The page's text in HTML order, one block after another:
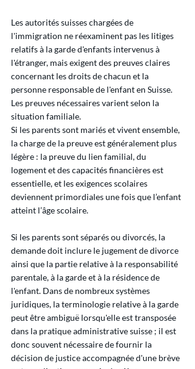
Les autorités suisses chargées de
l'immigration ne réexaminent pas les litiges
relatifs à la garde d'enfants intervenus à
l'étranger, mais exigent des preuves claires
concernant les droits de chacun et la
personne responsable de l'enfant en Suisse.
Les preuves nécessaires varient selon la
situation familiale.
Si les parents sont mariés et vivent ensemble,
la charge de la preuve est généralement plus
légère : la preuve du lien familial, du
logement et des capacités financières est
essentielle, et les exigences scolaires
deviennent primordiales une fois que l’enfant
atteint l’âge scolaire.
Si les parents sont séparés ou divorcés, la
demande doit inclure le jugement de divorce
ainsi que la partie relative à la responsabilité
parentale, à la garde et à la résidence de
l'enfant. Dans de nombreux systèmes
juridiques, la terminologie relative à la garde
peut être ambiguë lorsqu'elle est transposée
dans la pratique administrative suisse ; il est
donc souvent nécessaire de fournir la
décision de justice accompagnée d'une brève